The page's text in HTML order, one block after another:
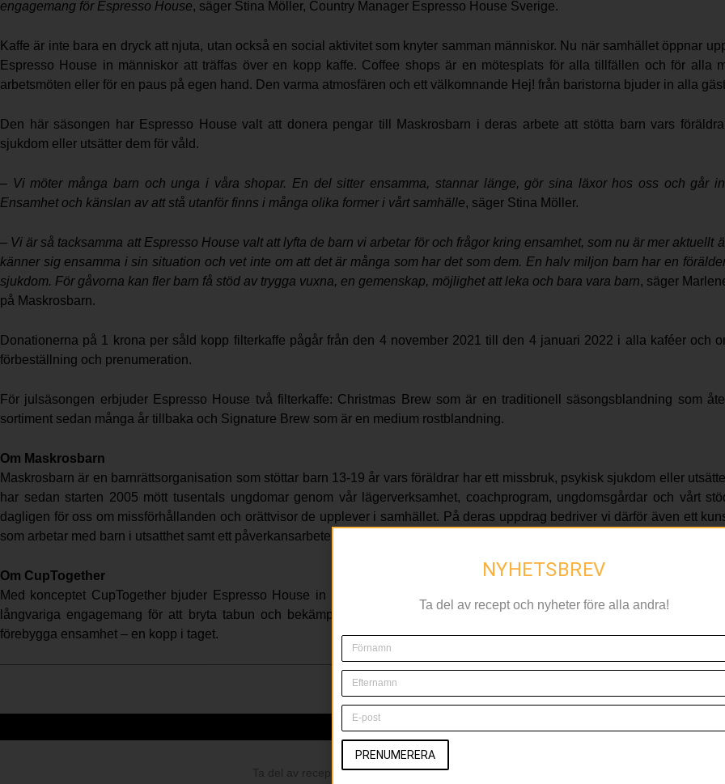
engagemang för Espresso House, säger Stina Möller, Country Manager Espresso House Sverige.
Kaffe är inte bara en dryck att njuta, utan också en social aktivitet som knyter samman människor. Nu när samhället öppnar
Espresso House in människor att träffas över en kopp kaffe. Coffee shops är en mötesplats för alla tillfällen och för alla
arbetsmöten eller för en paus på egen hand. Den varma atmosfären och ett välkomnande Hej! från baristorna bjuder in alla
Den här säsongen har Espresso House valt att donera pengar till Maskrosbarn i deras arbete att stötta barn vars
sjukdom eller utsätter dem för våld.
– Vi möter många barn och unga i våra shopar. En del sitter ensamma, stannar länge, gör sina läxor hos oss och går
Ensamhet och känslan av att stå utanför finns i många olika former i vårt samhälle, säger Stina Möller.
– Vi är så tacksamma att Espresso House valt att lyfta de barn vi arbetar för och frågor kring ensamhet, som nu är mer aktuellt
känner sig ensamma i sin situation och vet inte om att det är många som har det som dem. En halv miljon barn har en
sjukdom. För gåvorna kan fler barn få stöd av trygga vuxna, en gemenskap, möjlighet att leka och bara vara barn, säger
på Maskrosbarn.
Donationerna på 1 krona per såld kopp filterkaffe pågår från den 4 november 2021 till den 4 januari 2022 i alla kaféer och
förbeställning och prenumeration.
För julsäsongen erbjuder Espresso House två filterkaffe: Christmas Brew som är en traditionell säsongsblandning som
sortiment sedan många år tillbaka och Signature Brew som är en medium rostblandning.
Om Maskrosbarn
Maskrosbarn är en barnrättsorganisation som stöttar barn 13-19 år vars föräldrar har ett missbruk, psykisk sjukdom eller
har sedan starten 2005 mött tusentals ungdomar genom vår lägerverksamhet, coachprogram, ungdomsgårdar och vårt
dagligen för oss om missförhållanden och orättvisor de upplever i samhället. På deras uppdrag bedriver vi därför även ett
som arbetar med barn i utsatthet samt ett påverkansarbete för att förbättra lagar, processer och system.
Om CupTogether
Med konceptet CupTogether bjuder Espresso House in människor att träffas över en kopp kaffe. CupTogether är
långvariga engagemang för att bryta tabun och bekämpa ensamhet i samhället. I jul börjar vi samla in pengar till
förebygga ensamhet – en kopp i taget.
NYHETSBREV
Ta del av recept och nyheter före alla andra, anmäl dig till nyhetsbrevet nedan!
NYHETSBREV
Ta del av recept och nyheter före alla andra!
PRENUMERERA